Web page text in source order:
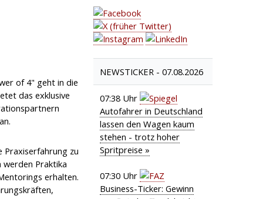
of 4" geht in die
das exklusive
Praxiserfahrung zu
werden Praktika
erhalten.
NEWSTICKER -07.08.2026
07:38 Uhr
Autofahrer in Deutschland
lassen den Wagen kaum
stehen - trotz hoher
Spritpreise »
07:30 Uhr
Business-Ticker: Gewinn